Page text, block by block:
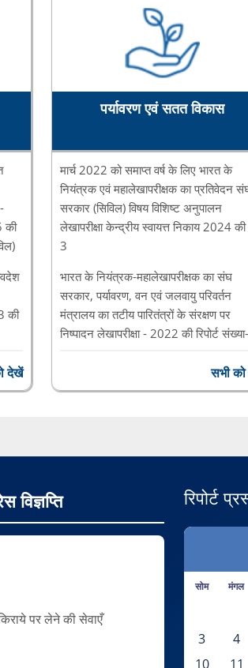
की
की
देखें
पर्यावरण एवं सतत विकास
मार्च 2022 को समाप्‍त वर्ष के लिए भारत के
नियंत्रक एवं महालेखापरीक्षक का प्रतिवेदन
सरकार (सिविल) विषय विशिष्‍ट अनुपालन
लेखापरीक्षा केन्‍द्रीय स्‍वायत्त निकाय 2024
3
भारत के नियंत्रक-महालेखापरीक्षक का संघ
सरकार, पर्यावरण, वन एवं जलवायु परिवर्तन
मंत्रालय का तटीय पारितंत्रों के संरक्षण पर
निष्पादन लेखापरीक्षा - 2022 की रिपोर्ट
भारत के नियंत्रक-महालेखापरीक्षक का स
सभी
विज्ञप्ति
पर लेने की सेवाएँ
रिपोर्ट
सोम मंगल
3
4
10
11